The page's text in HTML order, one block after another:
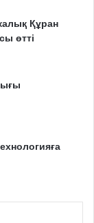
Құран
өтті